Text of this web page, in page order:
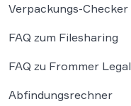
Verpackungs-Checker
FAQ zum Filesharing
FAQ zu Frommer Legal
Abfindungsrechner